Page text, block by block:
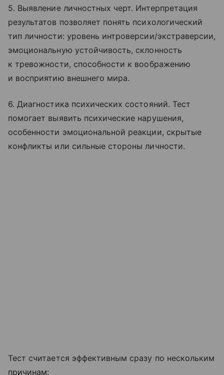
5. Выявление личностных черт. Интерпретация
результатов позволяет понять психологический
тип личности: уровень интроверсии/экстраверсии,
эмоциональную устойчивость, склонность
к тревожности, способности к воображению
и восприятию внешнего мира.
6. Диагностика психических состояний. Тест
помогает выявить психические нарушения,
особенности эмоциональной реакции, скрытые
конфликты или сильные стороны личности.
Тест считается эффективным сразу по нескольким
причинам: